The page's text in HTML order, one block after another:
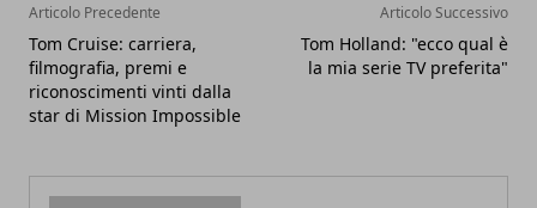
Articolo Precedente
Tom Cruise: carriera,
filmografia, premi e
riconoscimenti vinti dalla
star di Mission Impossible
Articolo Successivo
Tom Holland: "ecco qual è
la mia serie TV preferita"